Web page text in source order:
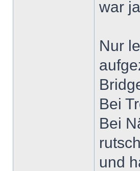
war
Nur
Bei
Bei
und